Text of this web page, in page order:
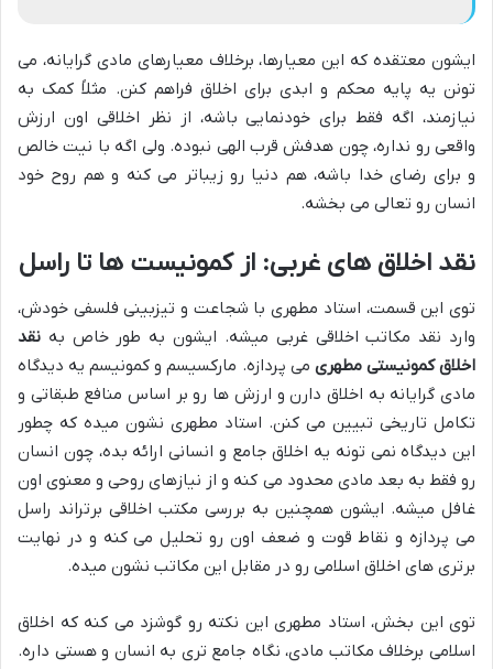
ایشون معتقده که این معیارها، برخلاف معیارهای مادی گرایانه، می
تونن یه پایه محکم و ابدی برای اخلاق فراهم کنن. مثلاً کمک به
نیازمند، اگه فقط برای خودنمایی باشه، از نظر اخلاقی اون ارزش
واقعی رو نداره، چون هدفش قرب الهی نبوده. ولی اگه با نیت خالص
و برای رضای خدا باشه، هم دنیا رو زیباتر می کنه و هم روح خود
انسان رو تعالی می بخشه.
نقد اخلاق های غربی: از کمونیست ها تا راسل
توی این قسمت، استاد مطهری با شجاعت و تیزبینی فلسفی خودش،
وارد نقد مکاتب اخلاقی غربی میشه. ایشون به طور خاص به نقد
اخلاق کمونیستی مطهری می پردازه. مارکسیسم و کمونیسم یه دیدگاه
مادی گرایانه به اخلاق دارن و ارزش ها رو بر اساس منافع طبقاتی و
تکامل تاریخی تبیین می کنن. استاد مطهری نشون میده که چطور
این دیدگاه نمی تونه یه اخلاق جامع و انسانی ارائه بده، چون انسان
رو فقط به بعد مادی محدود می کنه و از نیازهای روحی و معنوی اون
غافل میشه. ایشون همچنین به بررسی مکتب اخلاقی برتراند راسل
می پردازه و نقاط قوت و ضعف اون رو تحلیل می کنه و در نهایت
برتری های اخلاق اسلامی رو در مقابل این مکاتب نشون میده.
توی این بخش، استاد مطهری این نکته رو گوشزد می کنه که اخلاق
اسلامی برخلاف مکاتب مادی، نگاه جامع تری به انسان و هستی داره.